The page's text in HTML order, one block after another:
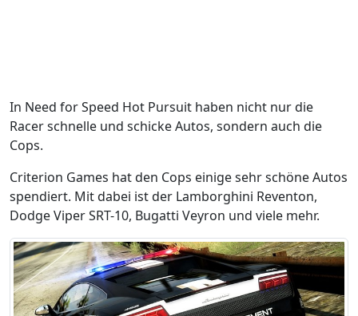
In Need for Speed Hot Pursuit haben nicht nur die
Racer schnelle und schicke Autos, sondern auch die
Cops.
Criterion Games hat den Cops einige sehr schöne Autos
spendiert. Mit dabei ist der Lamborghini Reventon,
Dodge Viper SRT-10, Bugatti Veyron und viele mehr.